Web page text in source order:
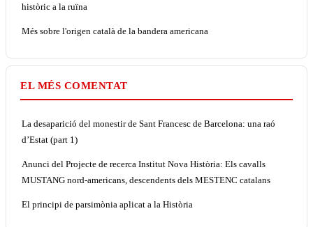
històric a la ruïna
Més sobre l'origen català de la bandera americana
EL MÉS COMENTAT
La desaparició del monestir de Sant Francesc de Barcelona: una raó
d’Estat (part 1)
Anunci del Projecte de recerca Institut Nova Història: Els cavalls
MUSTANG nord-americans, descendents dels MESTENC catalans
El principi de parsimònia aplicat a la Història